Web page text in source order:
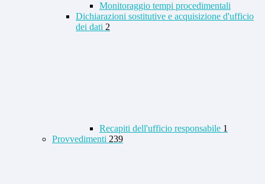
Monitoraggio tempi procedimentali
Dichiarazioni sostitutive e acquisizione d'ufficio
dei dati 2
Recapiti dell'ufficio responsabile 1
Provvedimenti 239